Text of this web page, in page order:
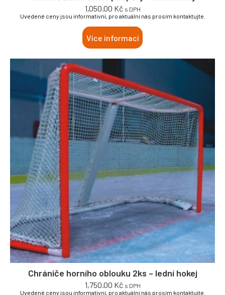
1,050.00 Kč s DPH
Uvedené ceny jsou informativní, pro aktuální nás prosím kontaktujte.
Více informací
Chrániče horního oblouku 2ks – lední hokej
1,750.00 Kč s DPH
Uvedené ceny jsou informativní, pro aktuální nás prosím kontaktujte.